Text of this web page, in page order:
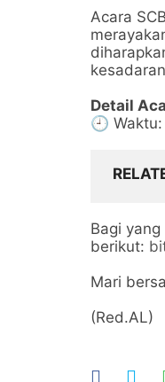
Acara
Detail
🕘
Bagi
berikut:
Mari
(Red.AL)